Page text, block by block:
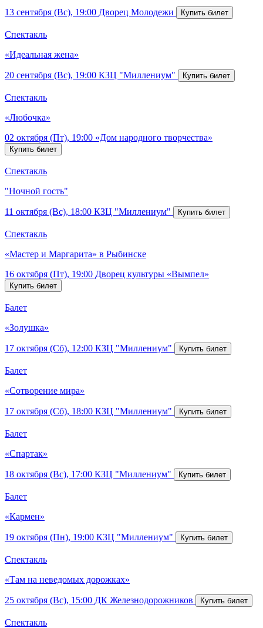
13 сентября (Вс), 19:00 Дворец Молодежи
Спектакль
«Идеальная жена»
20 сентября (Вс), 19:00 КЗЦ "Миллениум"
Спектакль
«Любочка»
02 октября (Пт), 19:00 «Дом народного творчества»
Спектакль
"Ночной гость"
11 октября (Вс), 18:00 КЗЦ "Миллениум"
Спектакль
«Мастер и Маргарита» в Рыбинске
16 октября (Пт), 19:00 Дворец культуры «Вымпел»
Балет
«Золушка»
17 октября (Сб), 12:00 КЗЦ "Миллениум"
Балет
«Сотворение мира»
17 октября (Сб), 18:00 КЗЦ "Миллениум"
Балет
«Спартак»
18 октября (Вс), 17:00 КЗЦ "Миллениум"
Балет
«Кармен»
19 октября (Пн), 19:00 КЗЦ "Миллениум"
Спектакль
«Там на неведомых дорожках»
25 октября (Вс), 15:00 ДК Железнодорожников
Спектакль